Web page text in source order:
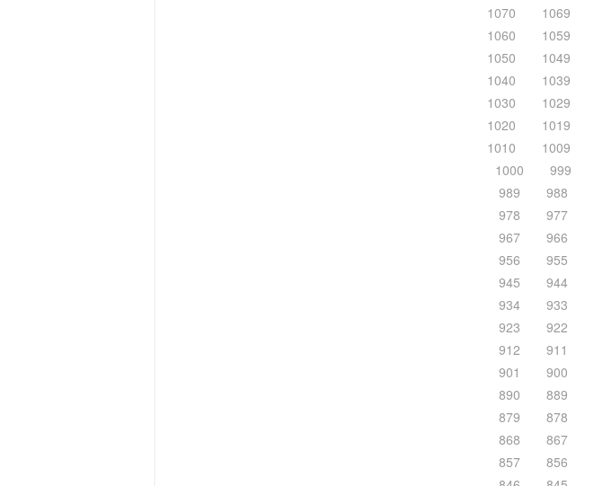
1070
1069
1060
1059
1050
1049
1040
1039
1030
1029
1020
1019
1010
1009
1000
999
989
988
978
977
967
966
956
955
945
944
934
933
923
922
912
911
901
900
890
889
879
878
868
867
857
856